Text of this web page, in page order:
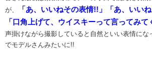
が、
「あ、いいねその表情!!」「あ、いい
「口角上げて、ウイスキーって言ってみて
声掛けながら撮影していると自然といい表情にな
でモデルさんみたいに!!